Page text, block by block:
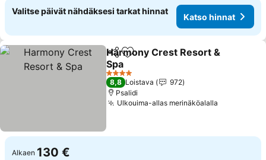
Valitse päivät nähdäksesi tarkat hinnat
Katso hinnat
Jaa Lisää suosikkeihin
Harmony Crest Resort &
Spa
4 Tähtiluokitus
8,8 Loistava
972
Psalidi
Ulkouima-allas merinäköalalla
Alkaen 130 €